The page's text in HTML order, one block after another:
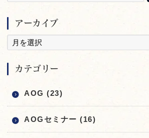
アーカイブ
カテゴリー
AOG (23)
AOGセミナー (16)